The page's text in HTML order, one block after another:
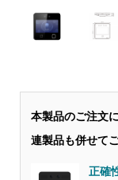
本製品のご注文
連製品も併せて
正確